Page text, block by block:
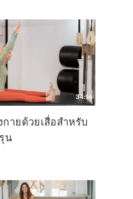
34:14
ายด้วยเสื่อสำหรับ
น